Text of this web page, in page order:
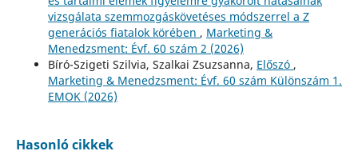
vizsgálata szemmozgáskövetéses módszerrel a Z
generációs fiatalok körében , Marketing &
Menedzsment: Évf. 60 szám 2 (2026)
Bíró-Szigeti Szilvia, Szalkai Zsuzsanna, Előszó ,
Marketing & Menedzsment: Évf. 60 szám Különszám 1.
EMOK (2026)
Hasonló cikkek